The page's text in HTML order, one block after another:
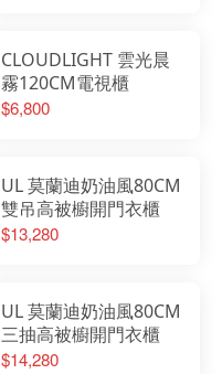
CLOUDLIGHT 雲光晨
霧120CM電視櫃
$6,800
UL 莫蘭迪奶油風80CM
雙吊高被櫥開門衣櫃
$13,280
UL 莫蘭迪奶油風80CM
三抽高被櫥開門衣櫃
$14,280